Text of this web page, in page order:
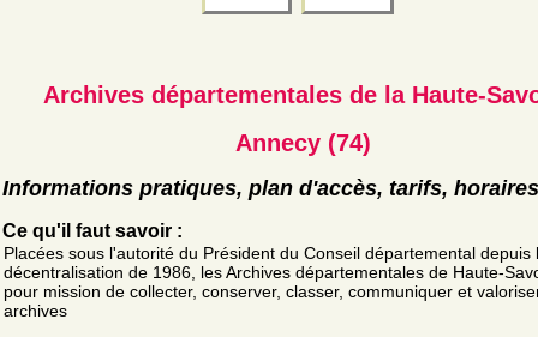
Archives départementales de la Haute-
Annecy (74)
Informations pratiques, plan d'accès, tarifs, horaires
Ce qu'il faut savoir :
Placées sous l'autorité du Président du Conseil départemental depuis
décentralisation de 1986, les Archives départementales de Haute-
pour mission de collecter, conserver, classer, communiquer et
archives